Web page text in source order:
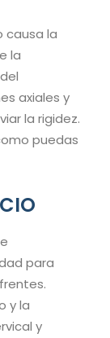
causa la
la
axiales y
la rigidez.
puedas
para
y la
y